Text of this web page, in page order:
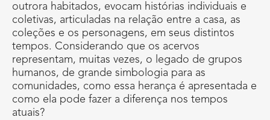
outrora habitados, evocam histórias individuais e
coletivas, articuladas na relação entre a casa, as
coleções e os personagens, em seus distintos
tempos. Considerando que os acervos
representam, muitas vezes, o legado de grupos
humanos, de grande simbologia para as
comunidades, como essa herança é apresentada e
como ela pode fazer a diferença nos tempos
atuais?